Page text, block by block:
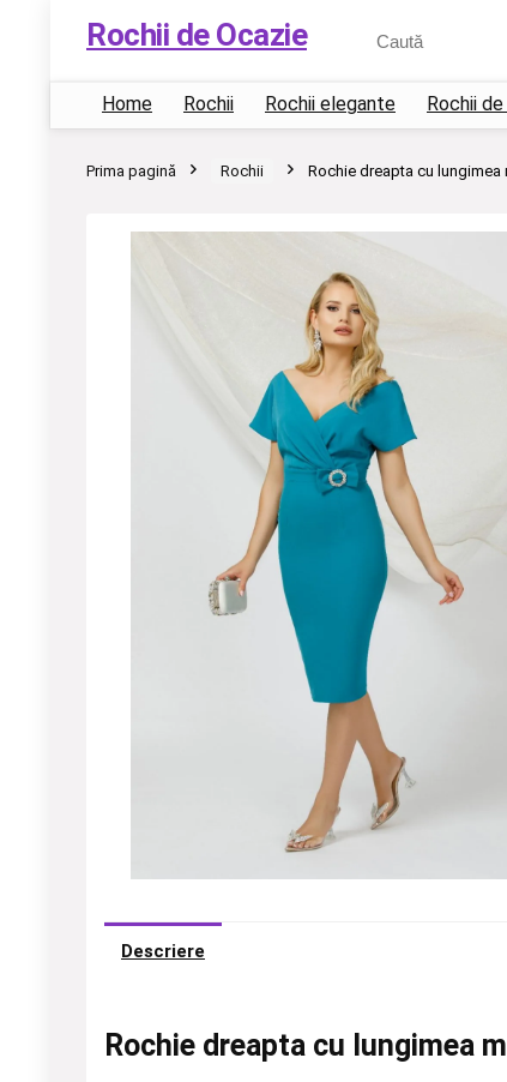
Rochii de Ocazie
Home Rochii Rochii elegante Rochii
Prima pagină Rochii Rochie dreapta cu lungimea
Descriere
Rochie dreapta cu lungimea